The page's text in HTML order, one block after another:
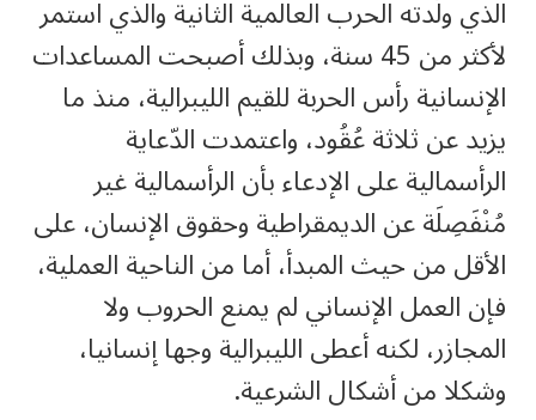
الذي ولّدته الحرب العالمية الثانية والذي استمر
لأكثر من 45 سنة، وبذلك أصبحت المساعدات
الإنسانية رأس الحربة للقيم الليبرالية، منذ ما
يزيد عن ثلاثة عُقُود، واعتمدت الدّعاية
الرأسمالية على الإدعاء بأن الرأسمالية غير
مُنْفَصِلَة عن الديمقراطية وحقوق الإنسان، على
الأقل من حيث المبدأ، أما من الناحية العملية،
فإن العمل الإنساني لم يمنع الحروب ولا
المجازر، لكنه أعطى الليبرالية وجها إنسانيا،
وشكلا من أشكال الشرعية.